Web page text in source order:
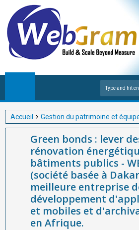
Accueil
Gestion du patrimoine et
Green bonds : lever des fonds pour la
des bâtiments publics - WEBGRAM
Sénégal), meilleure entreprise de
web et mobiles et d'archivage
Green bonds : lever
rénovation
bâtiments publics -
(société basée à
meilleure entreprise
développement
et mobiles et
en Afrique.